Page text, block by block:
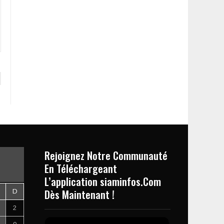
D
2
Rejoignez Notre Communauté
En Téléchargeant
L’application siaminfos.Com
Dès Maintenant !